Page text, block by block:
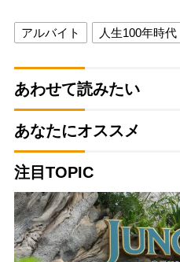
アルバイト 人生100年時代
あわせて読みたい
あなたにオススメ
注目TOPIC